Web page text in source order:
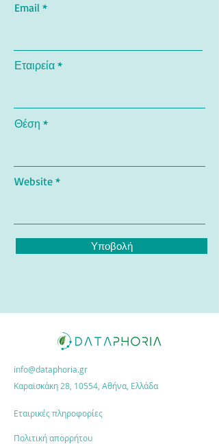
Email
Εταιρεία
Θέση
Website
Υποβολή
info@dataphoria.gr
Καραϊσκάκη 28, 10554, Αθήνα, Ελλάδα
Εταιρικές πληροφορίες
Πολιτική απορρήτου